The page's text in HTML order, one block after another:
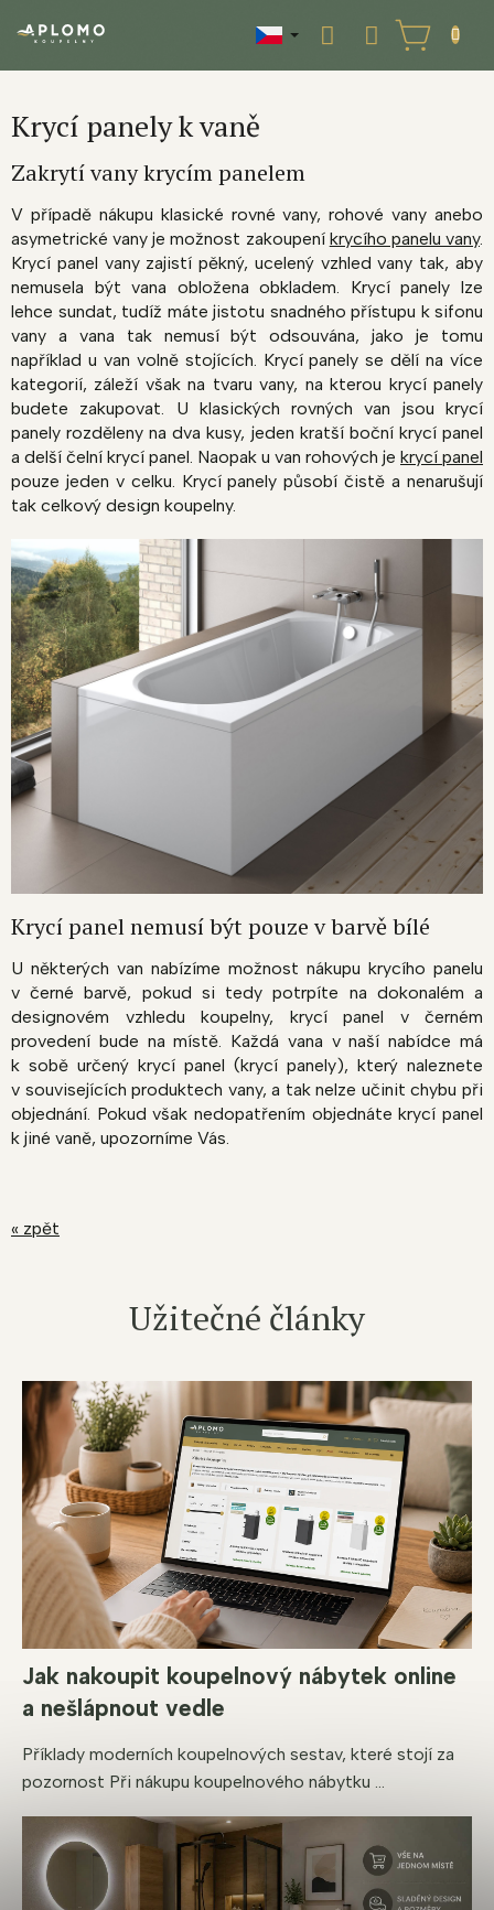
NÁKUPNÍ
KOŠÍK
Krycí panely k vaně
Zakrytí vany krycím panelem
V případě nákupu klasické rovné vany, rohové vany anebo
asymetrické vany je možnost zakoupení krycího panelu vany.
Krycí panel vany zajistí pěkný, ucelený vzhled vany tak, aby
nemusela být vana obložena obkladem. Krycí panely lze
lehce sundat, tudíž máte jistotu snadného přístupu k sifonu
vany a vana tak nemusí být odsouvána, jako je tomu
například u van volně stojících. Krycí panely se dělí na více
kategorií, záleží však na tvaru vany, na kterou krycí panely
budete zakupovat. U klasických rovných van jsou krycí
panely rozděleny na dva kusy, jeden kratší boční krycí panel
a delší čelní krycí panel. Naopak u van rohových je krycí panel
pouze jeden v celku. Krycí panely působí čistě a nenarušují
tak celkový design koupelny.
Krycí panel nemusí být pouze v barvě bílé
U některých van nabízíme možnost nákupu krycího panelu
v černé barvě, pokud si tedy potrpíte na dokonalém a
designovém vzhledu koupelny, krycí panel v černém
provedení bude na místě. Každá vana v naší nabídce má
k sobě určený krycí panel (krycí panely), který naleznete
v souvisejících produktech vany, a tak nelze učinit chybu při
objednání. Pokud však nedopatřením objednáte krycí panel
k jiné vaně, upozorníme Vás.
« zpět
Užitečné články
Jak nakoupit koupelnový nábytek online
a nešlápnout vedle
Příklady moderních koupelnových sestav, které stojí za
pozornost Při nákupu koupelnového nábytku ...